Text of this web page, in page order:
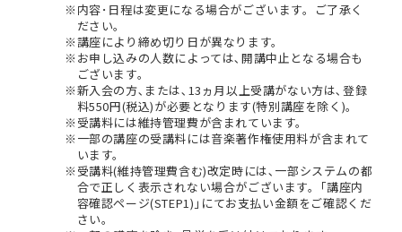
内容･日程は変更になる場合がございます。ご了承く
ださい。
講座により締め切り日が異なります。
お申し込みの人数によっては､開講中止となる場合も
ございます。
新入会の方､または､13ヵ月以上受講がない方は､登録
料550円(税込)が必要となります(特別講座を除く)。
受講料には維持管理費が含まれています。
一部の講座の受講料には音楽著作権使用料が含まれて
います。
受講料(維持管理費含む)改定時には､一部システムの都
合で正しく表示されない場合がございます。｢講座内
容確認ページ(STEP1)｣にてお支払い金額をご確認くだ
さい。